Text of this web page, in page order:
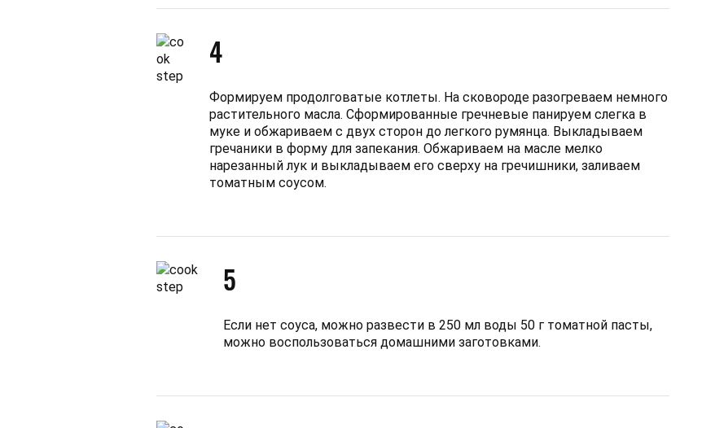
4
Формируем продолговатые котлеты. На сковороде разогреваем немного
растительного масла. Сформированные гречневые панируем слегка в
муке и обжариваем с двух сторон до легкого румянца. Выкладываем
гречаники в форму для запекания. Обжариваем на масле мелко
нарезанный лук и выкладываем его сверху на гречишники, заливаем
томатным соусом.
5
Если нет соуса, можно развести в 250 мл воды 50 г томатной пасты,
можно воспользоваться домашними заготовками.